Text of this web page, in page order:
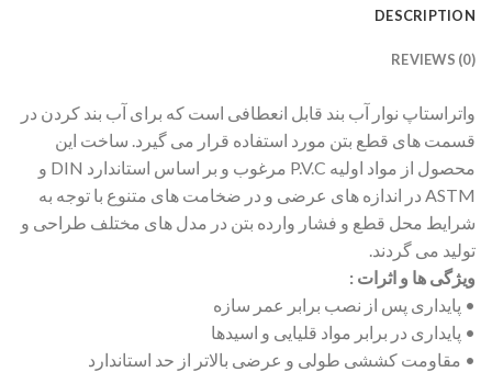
DESCRIPTION
REVIEWS (0)
واتراستاپ نوار آب بند قابل انعطافی است که برای آب بند کردن در
قسمت های قطع بتن مورد استفاده قرار می گیرد. ساخت این
محصول از مواد اولیه P.V.C مرغوب و بر اساس استاندارد DIN و
ASTM در اندازه های عرضی و در ضخامت های متنوع با توجه به
شرایط محل قطع و فشار وارده بتن در مدل های مختلف طراحی و
تولید می گردند.
ویژگی ها و اثرات :
• پایداری پس از نصب برابر عمر سازه
• پایداری در برابر مواد قلیایی و اسیدها
• مقاومت کششی طولی و عرضی بالاتر از حد استاندارد